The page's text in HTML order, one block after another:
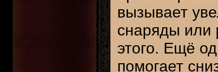
вызывает
снаряды или
этого. Ещё
помогает